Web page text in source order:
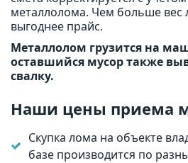
металлолома. Чем больше вес
выгоднее прайс.
Металлолом грузится на
оставшийся мусор также
свалку.
Наши цены приема
Скупка лома на объекте
базе производится по